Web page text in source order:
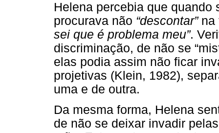
Helena percebia que
procurava não “descontar”na
sei que é problema meu”.
discriminação, de não se
elas podia assim não ficar
projetivas (Klein, 1982),
uma e de outra.
Da mesma forma, Helena
de não se deixar invadir